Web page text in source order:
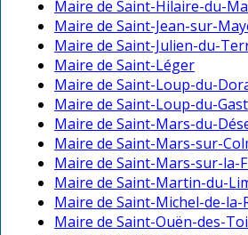
Maire de Saint-Hilaire-du-
Maire de Saint-Jean-sur-
Maire de Saint-Julien-du-
Maire de Saint-Léger
Maire de Saint-Loup-du-
Maire de Saint-Loup-du-Gast
Maire de Saint-Mars-du-
Maire de Saint-Mars-sur-
Maire de Saint-Mars-sur-la-
Maire de Saint-Martin-du-
Maire de Saint-Michel-de-la-
Maire de Saint-Ouën-des-